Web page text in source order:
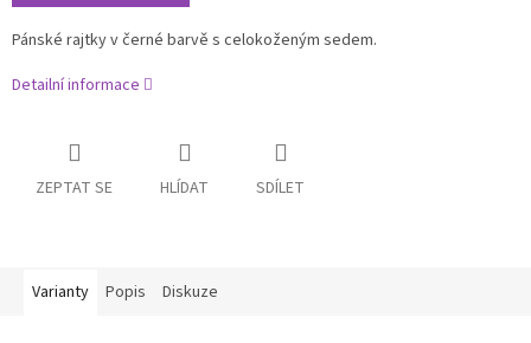
Pánské rajtky v černé barvě s celokoženým sedem.
Detailní informace
ZEPTAT SE HLÍDAT SDÍLET
Varianty Popis Diskuze